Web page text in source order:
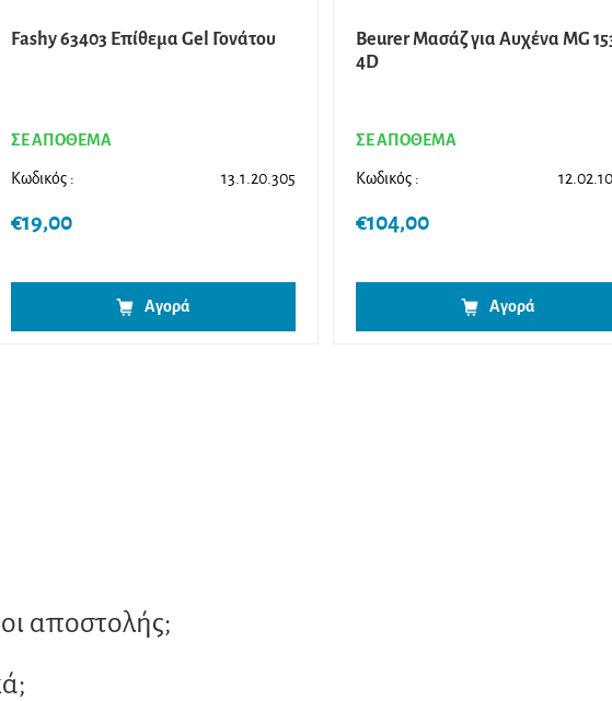
Fashy 63403 Επίθεμα Gel Γονάτου
ΣΕ ΑΠΟΘΕΜΑ
Κωδικός : 13.1.20.305
€19,00
Αγορά
Beurer Μασάζ για Aυχένα MG
4D
ΣΕ ΑΠΟΘΕΜΑ
Κωδικός :
€104,00
Αγορά
αποστολής;